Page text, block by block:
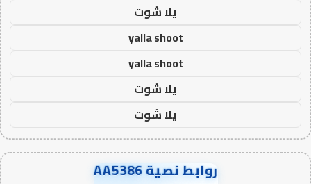
يلا شوت
yalla shoot
yalla shoot
يلا شوت
يلا شوت
روابط نصية AA5386